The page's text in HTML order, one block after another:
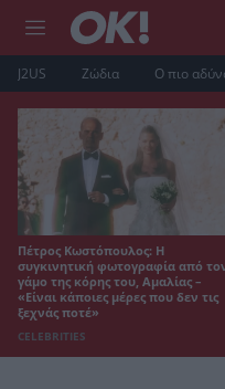
J2US Ζώδια Ο πιο
Πέτρος Κωστόπουλος: Η
συγκινητική φωτογραφία από
γάμο της κόρης του, Αμαλίας –
«Είναι κάποιες μέρες που δεν τις
ξεχνάς ποτέ»
CELEBRITIES